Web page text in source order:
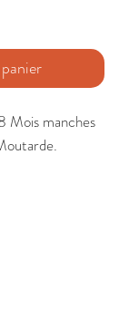
Mois manches